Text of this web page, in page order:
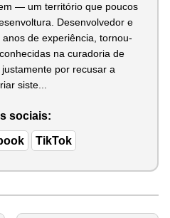
— um território que poucos
Desenvolvedor e
de experiência, tornou-
na curadoria de
por recusar a
siste...
sociais:
TikTok